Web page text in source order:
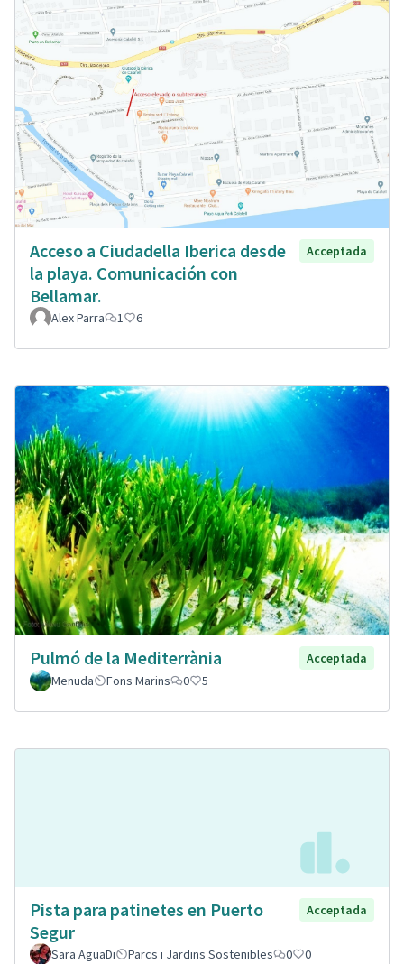
Acceso a Ciudadella Iberica desde
la playa. Comunicación con
Bellamar.
Acceptada
Alex Parra 1 6
Pulmó de la Mediterrània
Acceptada
Menuda
Fons Marins 0 5
Pista para patinetes en Puerto
Segur
Acceptada
Sara AguaDi Parcs i Jardins Sostenibles 0 0